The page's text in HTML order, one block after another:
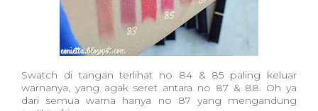
Swatch di tangan terlihat no 84 & 85 paling keluar
warnanya, yang agak seret antara no 87 & 88. Oh ya
dari semua warna hanya no 87 yang mengandung